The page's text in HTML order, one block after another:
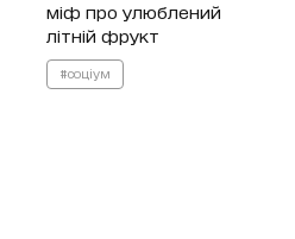
міф про улюблений
літній фрукт
#соціум